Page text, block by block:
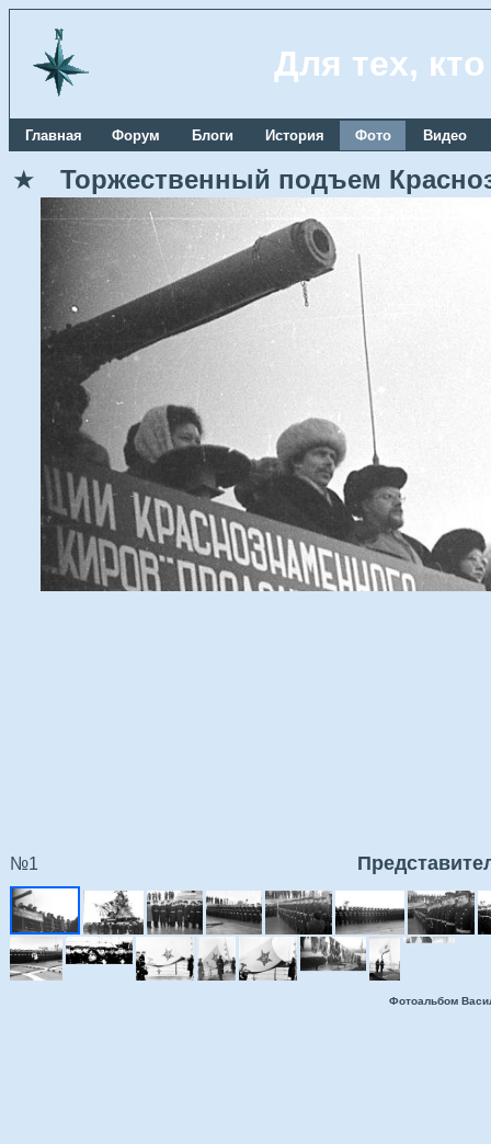
Для тех,
Главная Форум Блоги История Фото Видео
★ Торжественный подъем
№1
Фотоальбом